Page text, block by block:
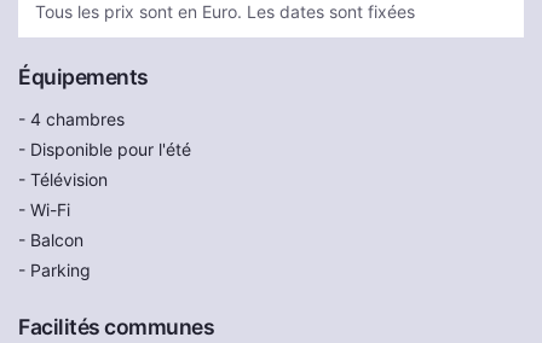
Tous les prix sont en Euro. Les dates sont fixées
Équipements
- 4 chambres
- Disponible pour l'été
- Télévision
- Wi-Fi
- Balcon
- Parking
Facilités communes